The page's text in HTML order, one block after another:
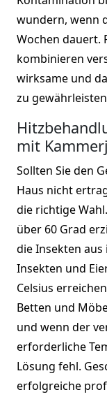
wundern, wenn
Wochen dauert.
kombinieren
wirksame und
zu
mit
Sollten Sie den
Haus nicht
die richtige
über 60 Grad
die Insekten aus
Insekten und
Celsius
Betten und
und wenn der
erforderliche
Lösung fehl.
erfolgreiche